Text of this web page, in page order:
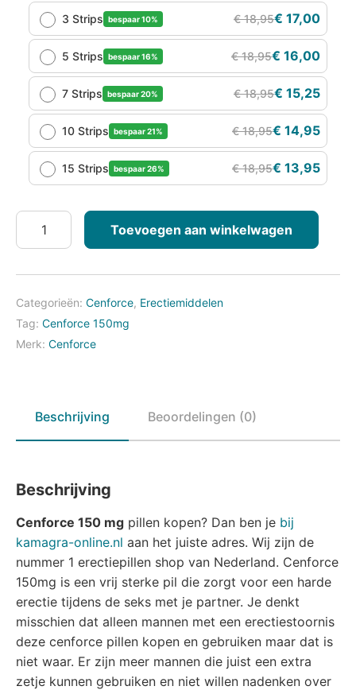
3 Strips bespaar 10% €18,95€ 17,00
5 Strips bespaar 16% €18,95€ 16,00
7 Strips bespaar 20% €18,95€ 15,25
10 Strips bespaar 21% €18,95€ 14,95
15 Strips bespaar 26% €18,95€ 13,95
Cenforce
150mg
Toevoegen aan winkelwagen
Categorieën: Cenforce, Erectiemiddelen
Tag: Cenforce 150mg
Merk: Cenforce
Beschrijving Beoordelingen (0)
Beschrijving
Cenforce 150 mg pillen kopen? Dan ben je bij
kamagra-online.nl aan het juiste adres. Wij zijn de
nummer 1 erectiepillen shop van Nederland. Cenforce
150mg is een vrij sterke pil die zorgt voor een harde
erectie tijdens de seks met je partner. Je denkt
misschien dat alleen mannen met een erectiestoornis
deze cenforce pillen kopen en gebruiken maar dat is
niet waar. Er zijn meer mannen die juist een extra
zetje kunnen gebruiken en niet willen nadenken over